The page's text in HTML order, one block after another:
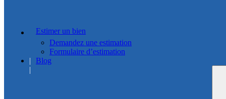
Estimer un bien
Demandez une estimation
Formulaire d’estimation
Blog